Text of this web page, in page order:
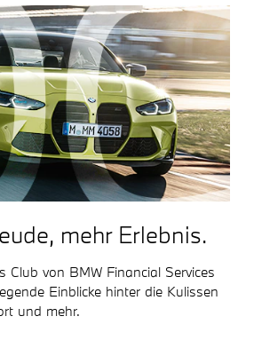
mehr Erlebnis.
Club von BMW Financial Services
Einblicke hinter die Kulissen
und mehr.